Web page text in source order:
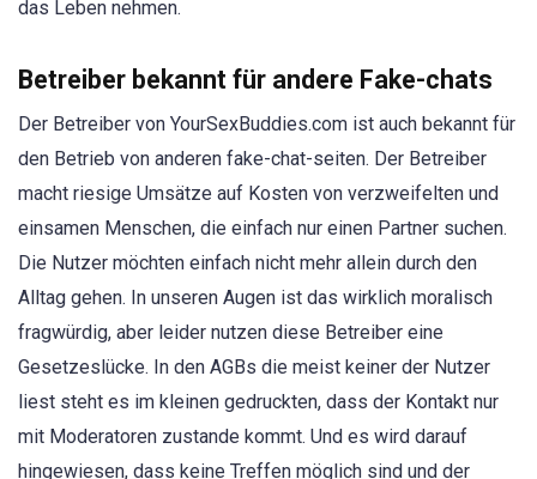
das Leben nehmen.
Betreiber bekannt für andere Fake-chats
Der Betreiber von YourSexBuddies.com ist auch bekannt für
den Betrieb von anderen fake-chat-seiten. Der Betreiber
macht riesige Umsätze auf Kosten von verzweifelten und
einsamen Menschen, die einfach nur einen Partner suchen.
Die Nutzer möchten einfach nicht mehr allein durch den
Alltag gehen. In unseren Augen ist das wirklich moralisch
fragwürdig, aber leider nutzen diese Betreiber eine
Gesetzeslücke. In den AGBs die meist keiner der Nutzer
liest steht es im kleinen gedruckten, dass der Kontakt nur
mit Moderatoren zustande kommt. Und es wird darauf
hingewiesen, dass keine Treffen möglich sind und der